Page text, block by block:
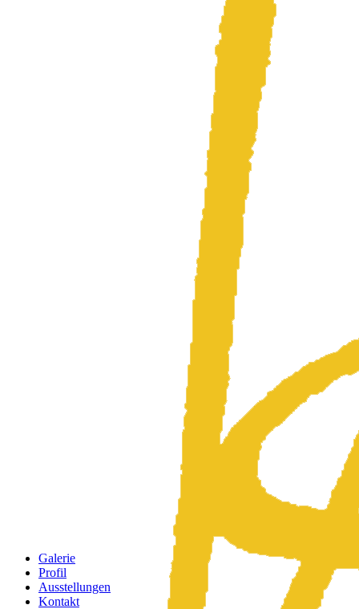
Galerie
Profil
Ausstellungen
Kontakt